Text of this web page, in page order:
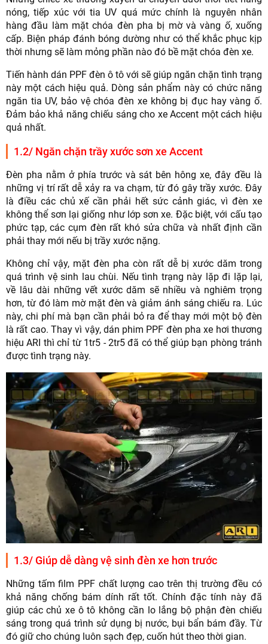
nóng, tiếp xúc với tia UV quá mức chính là nguyên nhân
hàng đầu làm mặt chóa đèn pha bị mờ và vàng ố, xuống
cấp. Biện pháp đánh bóng dường như có thể khắc phục kịp
thời nhưng sẽ làm mỏng phần nào đó bề mặt chóa đèn xe.
Tiến hành dán PPF đèn ô tô với sẽ giúp ngăn chặn tình trạng
này một cách hiệu quả. Dòng sản phẩm này có chức năng
ngăn tia UV, bảo vệ chóa đèn xe không bị đục hay vàng ố.
Đảm bảo khả năng chiếu sáng cho xe Accent một cách hiệu
quả nhất.
1.2/ Ngăn chặn trầy xước sơn xe Accent
Đèn pha nằm ở phía trước và sát bên hông xe, đây đều là
những vị trí rất dễ xảy ra va chạm, từ đó gây trầy xước. Đây
là điều các chủ xế cần phải hết sức cảnh giác, vì đèn xe
không thể sơn lại giống như lớp sơn xe. Đặc biệt, với cấu tạo
phức tạp, các cụm đèn rất khó sửa chữa và nhất định cần
phải thay mới nếu bị trầy xước nặng.
Không chỉ vậy, mặt đèn pha còn rất dễ bị xước dăm trong
quá trình vệ sinh lau chùi. Nếu tình trạng này lặp đi lặp lại,
về lâu dài những vết xước dăm sẽ nhiều và nghiêm trọng
hơn, từ đó làm mờ mặt đèn và giảm ánh sáng chiếu ra. Lúc
này, chi phí mà bạn cần phải bỏ ra để thay mới một bộ đèn
là rất cao. Thay vì vậy, dán phim PPF đèn pha xe hơi thương
hiệu ARI thì chỉ từ 1tr5 - 2tr5 đã có thể giúp bạn phòng tránh
được tình trạng này.
1.3/ Giúp dễ dàng vệ sinh đèn xe hơn trước
Những tấm film PPF chất lượng cao trên thị trường đều có
khả năng chống bám dính rất tốt. Chính đặc tính này đã
giúp các chủ xe ô tô không cần lo lắng bộ phận đèn chiếu
sáng trong quá trình sử dụng bị nước, bụi bẩn bám đầy. Từ
đó giữ cho chúng luôn sạch đẹp, cuốn hút theo thời gian.